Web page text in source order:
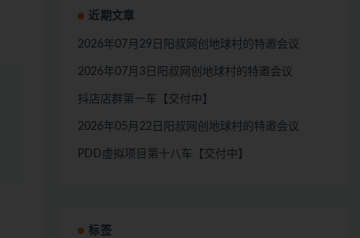
近期文章
2026年07月29日阳叔网创地球村的特邀会议
2026年07月3日阳叔网创地球村的特邀会议
抖店店群第一车【交付中】
2026年05月22日阳叔网创地球村的特邀会议
PDD虚拟项目第十八车【交付中】
标签